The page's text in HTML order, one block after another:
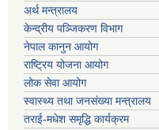
अर्थ मन्त्रालय
केन्द्रीय पञ्जिकरण विभाग
नेपाल कानुन आयोग
राष्ट्रिय योजना आयोग
लोक सेवा आयोग
स्वास्थ्य तथा जनसंख्या मन्त्रालय
तराई-मधेश समृद्धि कार्यक्रम